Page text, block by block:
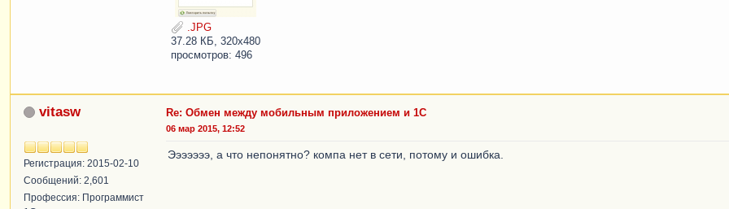
.JPG
37.28 КБ, 320x480
просмотров: 496
vitasw
Регистрация: 2015-02-10
Сообщений: 2,601
Профессия: Программист
Re: Обмен между мобильным приложением и 1С
06 мар 2015, 12:52
Эээээээ, а что непонятно? компа нет в сети, потому и ошибка.